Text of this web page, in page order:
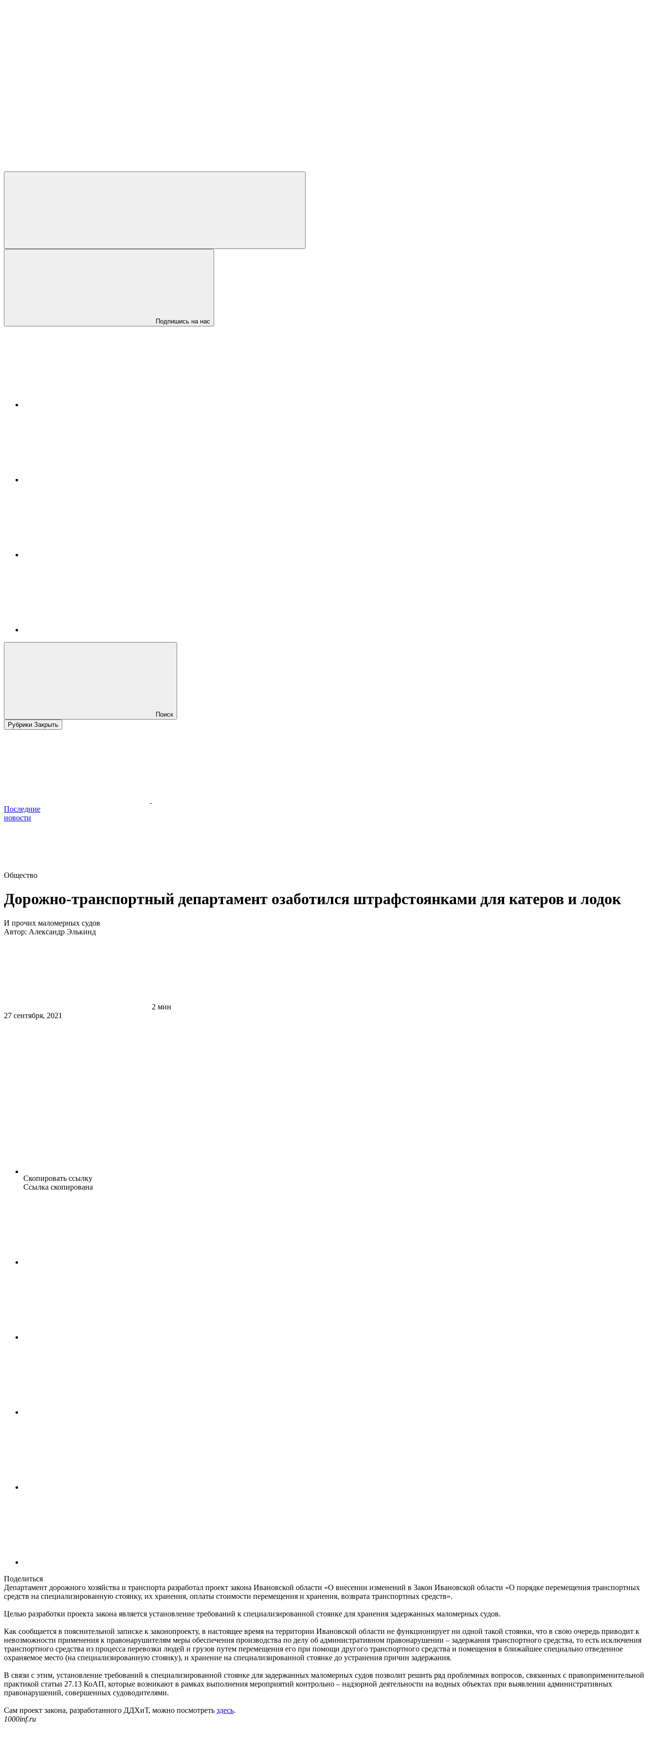
Подпишись на нас
Поиск
Рубрики Закрыть
Последние
новости
Общество
Дорожно-транспортный департамент озаботился штрафстоянками для катеров и лодок
И прочих маломерных судов
Автор: Александр Элькинд
2 мин
27 сентября, 2021
Скопировать ссылку
Ссылка скопирована
Поделиться
Департамент дорожного хозяйства и транспорта разработал проект закона Ивановской области «О внесении изменений в Закон Ивановской области «О порядке перемещения транспортных
средств на специализированную стоянку, их хранения, оплаты стоимости перемещения и хранения, возврата транспортных средств».
Целью разработки проекта закона является установление требований к специализированной стоянке для хранения задержанных маломерных судов.
Как сообщается в пояснительной записке к законопроекту, в настоящее время на территории Ивановской области не функционирует ни одной такой стоянки, что в свою очередь приводит к
невозможности применения к правонарушителям меры обеспечения производства по делу об административном правонарушении – задержания транспортного средства, то есть исключения
транспортного средства из процесса перевозки людей и грузов путем перемещения его при помощи другого транспортного средства и помещения в ближайшее специально отведенное
охраняемое место (на специализированную стоянку), и хранение на специализированной стоянке до устранения причин задержания.
В связи с этим, установление требований к специализированной стоянке для задержанных маломерных судов позволит решить ряд проблемных вопросов, связанных с правоприменительной
практикой статьи 27.13 КоАП, которые возникают в рамках выполнения мероприятий контрольно – надзорной деятельности на водных объектах при выявлении административных
правонарушений, совершенных судоводителями.
Сам проект закона, разработанного ДДХиТ, можно посмотреть здесь.
1000inf.ru